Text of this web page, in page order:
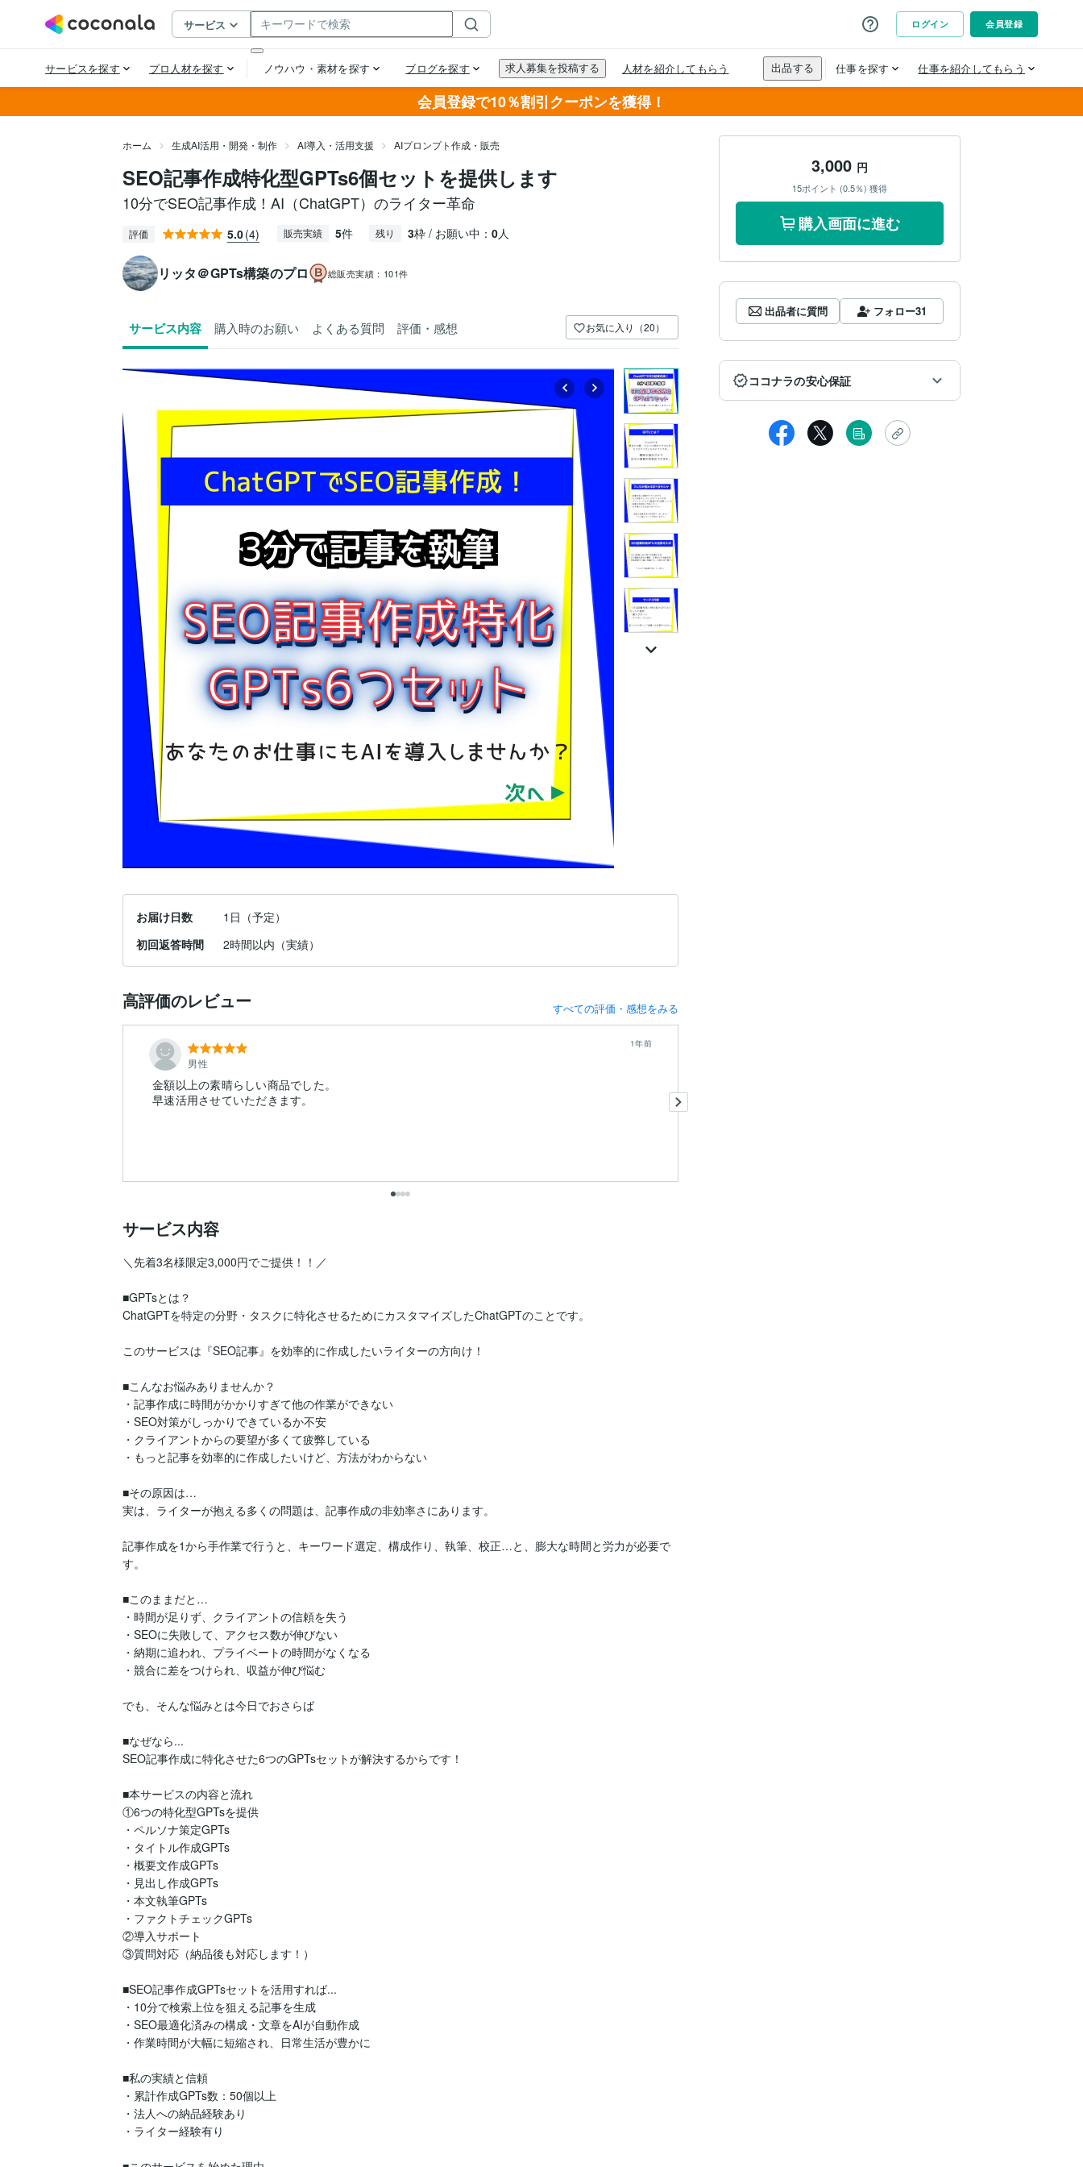
会員登録で10％割引クーポンを獲得！
ホーム 生成AI活用・開発・制作 AI導入・活用支援 AIプロンプト作成・販売
SEO記事作成特化型GPTs6個セットを提供します
10分でSEO記事作成！AI（ChatGPT）のライター革命
評価 5.0(4) 販売実績 5件 残り 3枠 / お願い中： 0人
リッタ＠GPTs構築のプロ 総販売実績： 101件
サービス内容 購入時のお願い よくある質問 評価・感想 お気に入り（20）
お届け日数
1日（予定）
初回返答時間
2時間以内（実績）
高評価のレビュー すべての評価・感想をみる
男性
1年前
金額以上の素晴らしい商品でした。
早速活用させていただきます。
サービス内容
＼先着3名様限定3,000円でご提供！！／
■GPTsとは？
ChatGPTを特定の分野・タスクに特化させるためにカスタマイズしたChatGPTのことです。
このサービスは『SEO記事』を効率的に作成したいライターの方向け！
■こんなお悩みありませんか？
・記事作成に時間がかかりすぎて他の作業ができない
・SEO対策がしっかりできているか不安
・クライアントからの要望が多くて疲弊している
・もっと記事を効率的に作成したいけど、方法がわからない
■その原因は…
実は、ライターが抱える多くの問題は、記事作成の非効率さにあります。
記事作成を1から手作業で行うと、キーワード選定、構成作り、執筆、校正…と、膨大な時間と労力が必要で
す。
■このままだと…
・時間が足りず、クライアントの信頼を失う
・SEOに失敗して、アクセス数が伸びない
・納期に追われ、プライベートの時間がなくなる
・競合に差をつけられ、収益が伸び悩む
でも、そんな悩みとは今日でおさらば
■なぜなら...
SEO記事作成に特化させた6つのGPTsセットが解決するからです！
■本サービスの内容と流れ
①6つの特化型GPTsを提供
・ペルソナ策定GPTs
・タイトル作成GPTs
・概要文作成GPTs
・見出し作成GPTs
・本文執筆GPTs
・ファクトチェックGPTs
②導入サポート
③質問対応（納品後も対応します！）
■SEO記事作成GPTsセットを活用すれば...
・10分で検索上位を狙える記事を生成
・SEO最適化済みの構成・文章をAIが自動作成
・作業時間が大幅に短縮され、日常生活が豊かに
■私の実績と信頼
・累計作成GPTs数：50個以上
・法人への納品経験あり
・ライター経験有り
3,000 円
15ポイント (0.5％) 獲得
購入画面に進む
出品者に質問 フォロー31
ココナラの安心保証